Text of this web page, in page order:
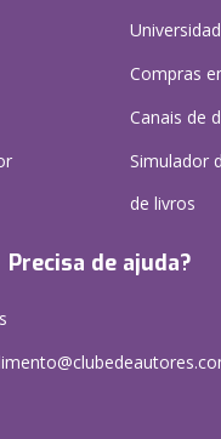
Compras
Canais de
Simulador
de livros
Precisa de ajuda?